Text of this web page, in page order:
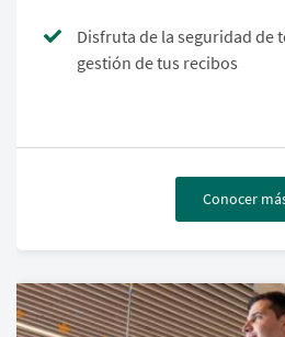
Disfruta de la seguridad de
gestión de tus recibos
Conocer